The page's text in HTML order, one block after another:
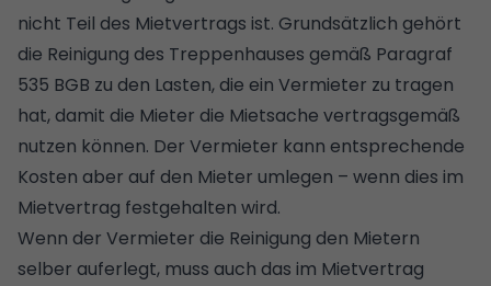
nicht Teil des Mietvertrags ist. Grundsätzlich gehört
die Reinigung des Treppenhauses gemäß Paragraf
535 BGB zu den Lasten, die ein Vermieter zu tragen
hat, damit die Mieter die Mietsache vertragsgemäß
nutzen können. Der Vermieter kann entsprechende
Kosten aber auf den Mieter umlegen – wenn dies im
Mietvertrag festgehalten wird.
Wenn der Vermieter die Reinigung den Mietern
selber auferlegt, muss auch das im Mietvertrag